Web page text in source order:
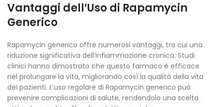
Vantaggi dell’Uso di Rapamycin
Generico
Rapamycin generico offre numerosi vantaggi, tra cui una
riduzione significativa dell’infiammazione cronica. Studi
clinici hanno dimostrato che questo farmaco è efficace
nel prolungare la vita, migliorando così la qualità della vita
dei pazienti. L’uso regolare di Rapamycin generico può
prevenire complicazioni di salute, rendendolo una scelta